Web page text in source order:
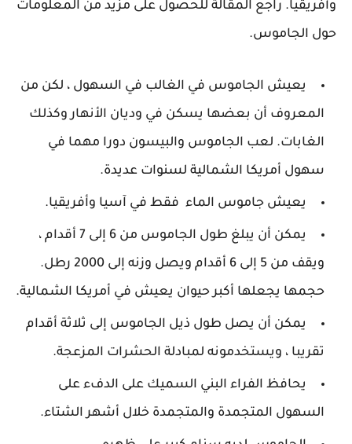
وأفريقيا. راجع المقالة للحصول على مزيد من المعلومات
حول الجاموس.
يعيش الجاموس في الغالب في السهول ، لكن من
المعروف أن بعضها يسكن في وديان الأنهار وكذلك
الغابات. لعب الجاموس والبيسون دورا مهما في
سهول أمريكا الشمالية لسنوات عديدة.
يعيش جاموس الماء فقط في آسيا وأفريقيا.
يمكن أن يبلغ طول الجاموس من 6 إلى 7 أقدام ،
ويقف من 5 إلى 6 أقدام ويصل وزنه إلى 2000 رطل.
حجمها يجعلها أكبر حيوان يعيش في أمريكا الشمالية.
يمكن أن يصل طول ذيل الجاموس إلى ثلاثة أقدام
تقريبا ، ويستخدمونه لمبادلة الحشرات المزعجة.
يحافظ الفراء البني السميك على الدفء على
السهول المتجمدة والمتجمدة خلال أشهر الشتاء.